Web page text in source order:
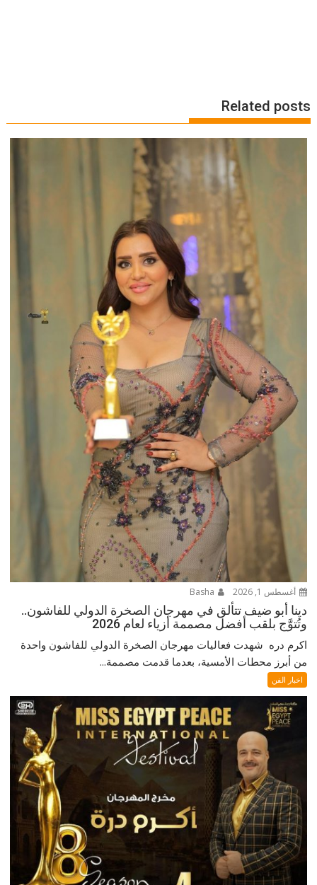
Related posts
أغسطس 1, 2026
دينا أبو ضيف تتألق في مهرجان الصخرة الدولي للفاشون..
وتُتوَّج بلقب أفضل مصممة أزياء لعام 2026
اكرم دره شهدت فعاليات مهرجان الصخرة الدولي للفاشون واحدة
من أبرز محطات الأمسية، بعدما قدمت مصممة...
اخبار الفن